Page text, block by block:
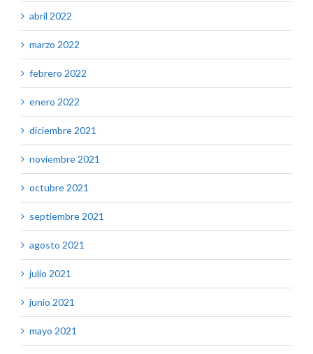
abril 2022
marzo 2022
febrero 2022
enero 2022
diciembre 2021
noviembre 2021
octubre 2021
septiembre 2021
agosto 2021
julio 2021
junio 2021
mayo 2021